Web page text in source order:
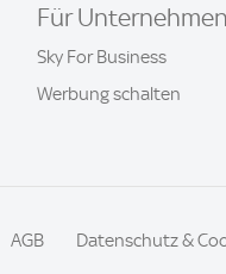
Für Unternehmen
Sky For Business
Werbung schalten
AGB Datenschutz &